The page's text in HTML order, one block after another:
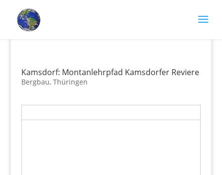
Kamsdorf: Montanlehrpfad Kamsdorfer Reviere
Bergbau, Thüringen